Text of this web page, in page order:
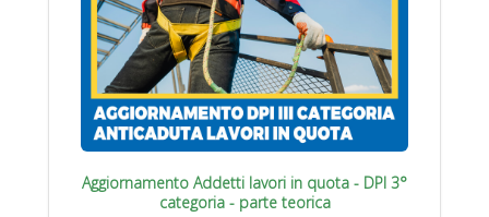
Aggiornamento Addetti lavori in quota - DPI 3°
categoria - parte teorica